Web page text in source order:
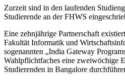
Zurzeit sind in den laufenden
Studierende an der FHWS
Eine zehnjährige Partnerschaft
Fakultät Informatik und
sogenannten „India Gateway
Wahlpflichtfaches eine zweiwöchige
Studierenden in Bangalore